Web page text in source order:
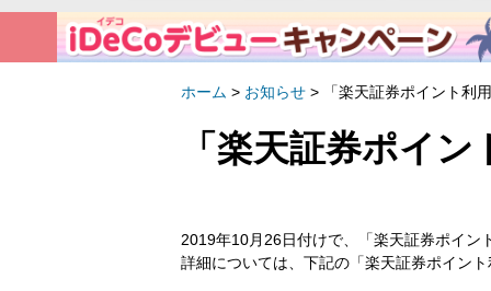
ホーム > お知らせ > 「楽天証券ポイント利
「楽天証券ポイ
2019年10月26日付けで、「楽天証券ポイン
詳細については、下記の「楽天証券ポイン